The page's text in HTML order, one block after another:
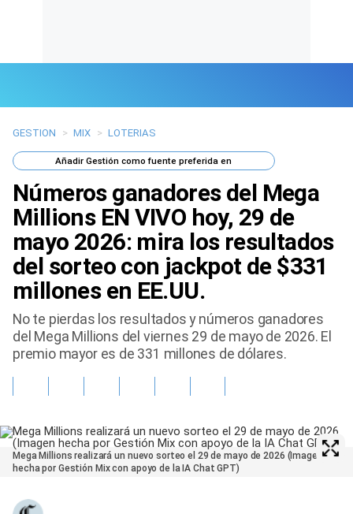
Últimas Noticias
Mi Bolsillo
Respuestas
Gente
Vida Laboral
Tendencias Mix
Sports
GESTION > MIX > LOTERIAS
AñadirGestión como fuente preferida en
Números ganadores del Mega
Millions EN VIVO hoy, 29 de
mayo 2026: mira los resultados
del sorteo con jackpot de $331
millones en EE.UU.
No te pierdas los resultados y números ganadores
del Mega Millions del viernes 29 de mayo de 2026. El
premio mayor es de 331 millones de dólares.
Mega Millions realizará un nuevo sorteo el 29 de mayo de 2026 (Imagen
hecha por Gestión Mix con apoyo de la IA Chat GPT)